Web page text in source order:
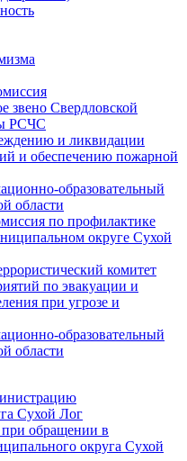
звено Свердловской
РСЧС
и ликвидации
и обеспечению пожарной
образовательный
области
по профилактике
округе Сухой
комитет
по эвакуации и
при угрозе и
образовательный
области
Сухой Лог
при обращении в
округа Сухой